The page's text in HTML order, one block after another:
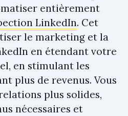
entièrement
LinkedIn. Cet
le marketing et la
en étendant votre
en stimulant les
plus de revenus. Vous
plus solides,
nécessaires et